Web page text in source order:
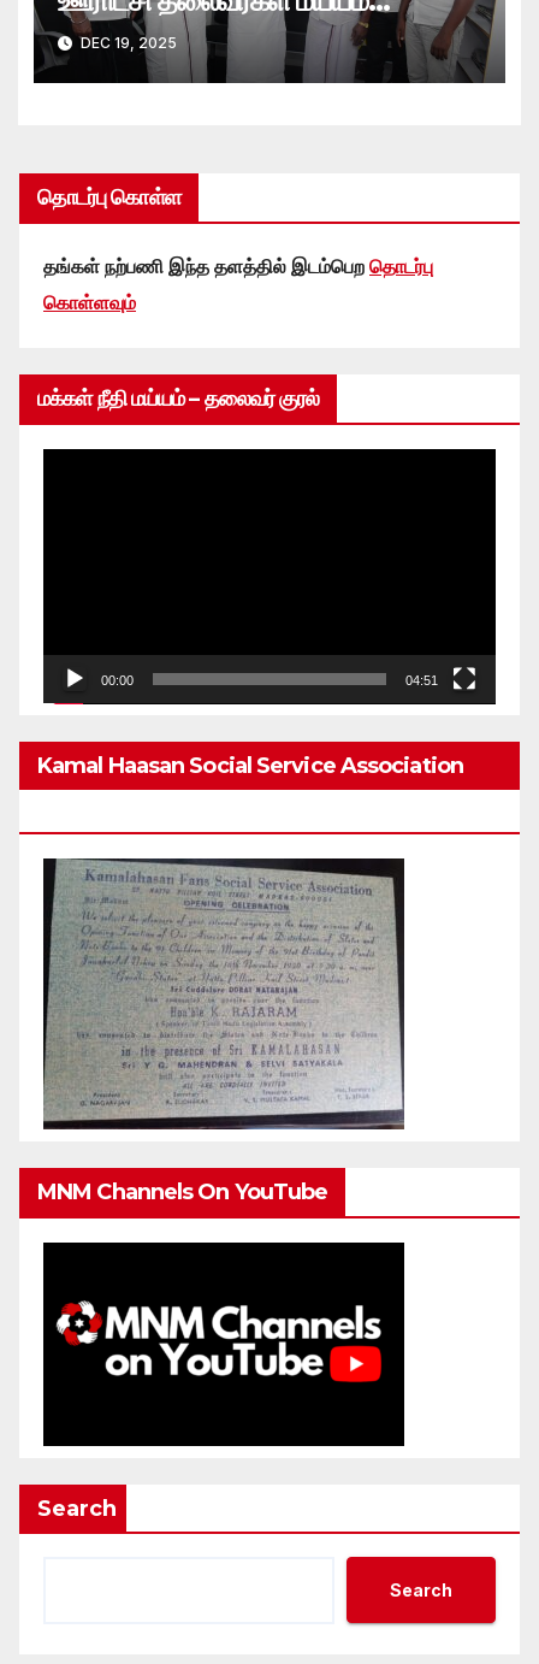
பொதுச்செயலாளர் சந்திப்பு
DEC 19, 2025
தொடர்பு கொள்ள
தங்கள் நற்பணி இந்த தளத்தில் இடம்பெற தொடர்பு
கொள்ளவும்
மக்கள் நீதி மய்யம் – தலைவர் குரல்
00:00 04:51
Kamal Haasan Social Service Association
MNM Channels On YouTube
Search
Search